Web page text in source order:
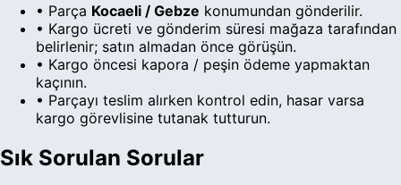
• Parça Kocaeli / Gebze konumundan gönderilir.
• Kargo ücreti ve gönderim süresi mağaza tarafından
belirlenir; satın almadan önce görüşün.
• Kargo öncesi kapora / peşin ödeme yapmaktan
kaçının.
• Parçayı teslim alırken kontrol edin, hasar varsa
kargo görevlisine tutanak tutturun.
Sık Sorulan Sorular